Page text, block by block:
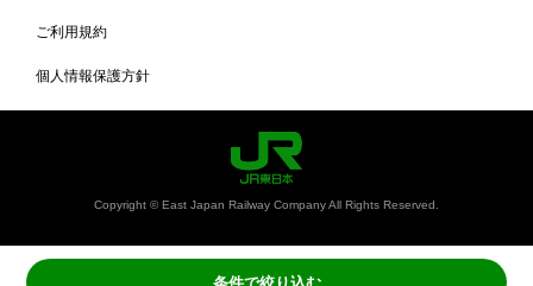
ご利用規約
個人情報保護方針
Copyright © East Japan Railway Company All Rights Reserved.